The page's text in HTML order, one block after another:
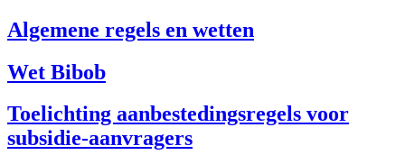
Algemene regels en wetten
Wet Bibob
Toelichting aanbestedingsregels voor
subsidie-aanvragers